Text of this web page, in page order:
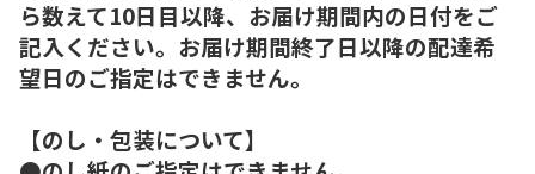
ら数えて10日目以降、お届け期間内の日付をご
記入ください。お届け期間終了日以降の配達希
望日のご指定はできません。
【のし・包装について】